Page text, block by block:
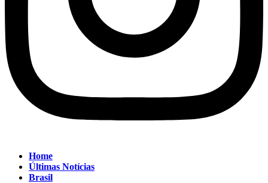
Home
Últimas Notícias
Brasil